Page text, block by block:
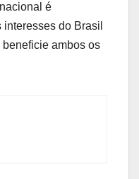
é
do Brasil
ambos os